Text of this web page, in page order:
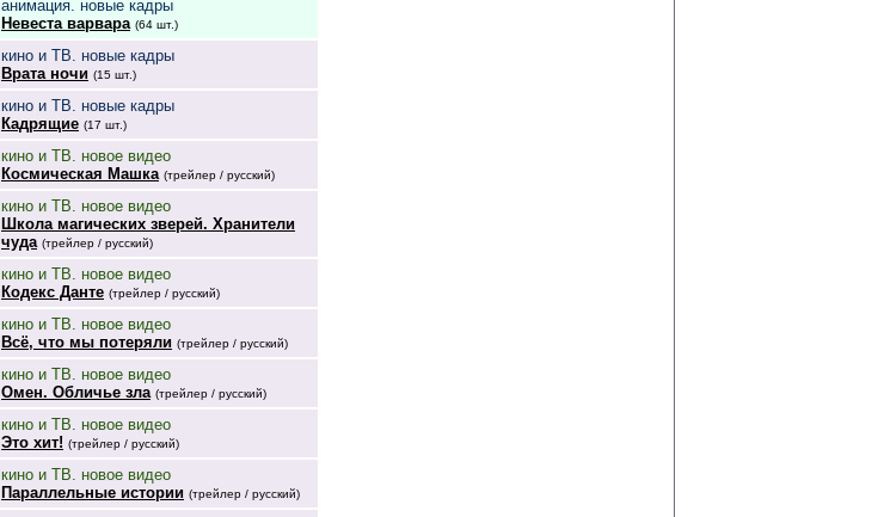
анимация. новые кадры
Невеста варвара (64 шт.)
кино и ТВ. новые кадры
Врата ночи (15 шт.)
кино и ТВ. новые кадры
Кадрящие (17 шт.)
кино и ТВ. новое видео
Космическая Машка (трейлер / русский)
кино и ТВ. новое видео
Школа магических зверей. Хранители
чуда (трейлер / русский)
кино и ТВ. новое видео
Кодекс Данте (трейлер / русский)
кино и ТВ. новое видео
Всё, что мы потеряли (трейлер / русский)
кино и ТВ. новое видео
Омен. Обличье зла (трейлер / русский)
кино и ТВ. новое видео
Это хит! (трейлер / русский)
кино и ТВ. новое видео
Параллельные истории (трейлер / русский)